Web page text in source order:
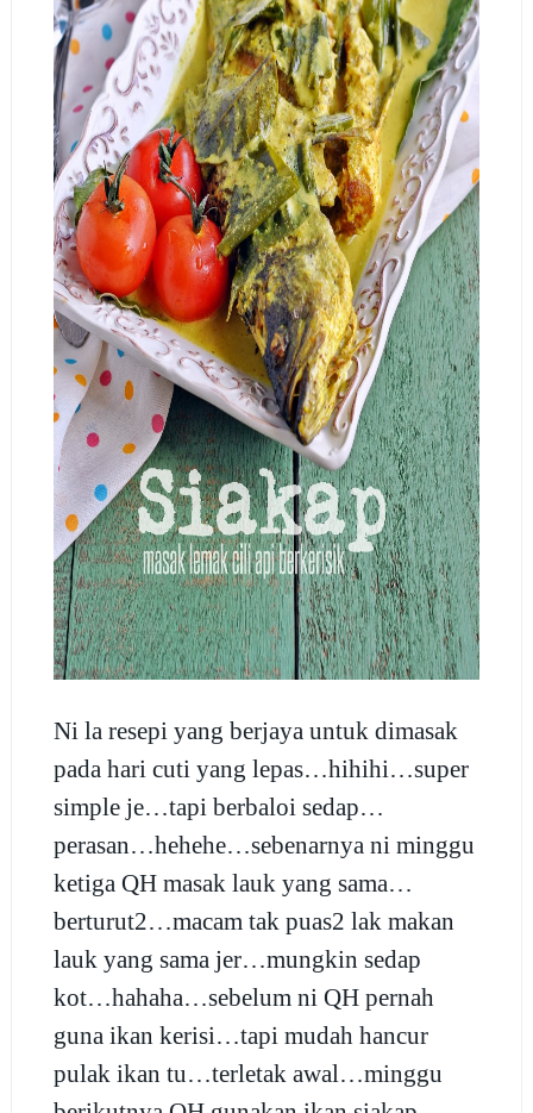
Ni la resepi yang berjaya untuk dimasak
pada hari cuti yang lepas…hihihi…super
simple je…tapi berbaloi sedap…
perasan…hehehe…sebenarnya ni minggu
ketiga QH masak lauk yang sama…
berturut2…macam tak puas2 lak makan
lauk yang sama jer…mungkin sedap
kot…hahaha…sebelum ni QH pernah
guna ikan kerisi…tapi mudah hancur
pulak ikan tu…terletak awal…minggu